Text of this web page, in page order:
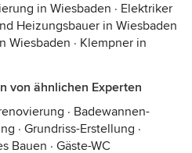
in Wiesbaden · Elektriker
Heizungsbauer in Wiesbaden
Wiesbaden · Klempner in
von ähnlichen Experten
· Badewannen-
· Grundriss-Erstellung ·
Bauen · Gäste-WC